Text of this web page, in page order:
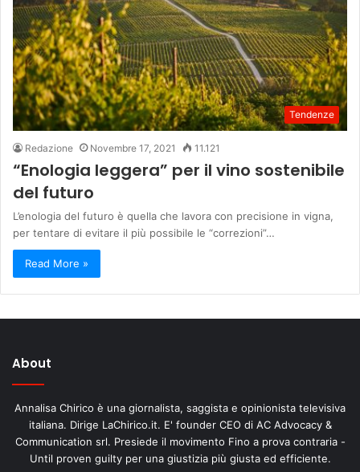
Tendenze
Redazione Novembre 17, 2021 11.121
“Enologia leggera” per il vino sostenibile
del futuro
L’enologia del futuro è quella che lavora con precisione in vigna,
per tentare di evitare il più possibile le “correzioni”…
Read More »
About
Annalisa Chirico è una giornalista, saggista e opinionista televisiva
italiana. Dirige LaChirico.it. E' founder CEO di AC Advocacy &
Communication srl. Presiede il movimento Fino a prova contraria -
Until proven guilty per una giustizia più giusta ed efficiente.